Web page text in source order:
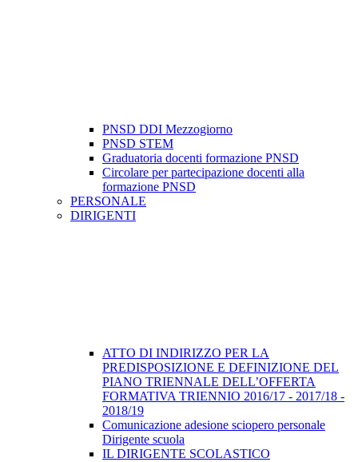
PNSD DDI Mezzogiorno
PNSD STEM
Graduatoria docenti formazione PNSD
Circolare per partecipazione docenti alla
formazione PNSD
PERSONALE
DIRIGENTI
ATTO DI INDIRIZZO PER LA
PREDISPOSIZIONE E DEFINIZIONE DEL
PIANO TRIENNALE DELL’OFFERTA
FORMATIVA TRIENNIO 2016/17 - 2017/18 -
2018/19
Comunicazione adesione sciopero personale
Dirigente scuola
IL DIRIGENTE SCOLASTICO